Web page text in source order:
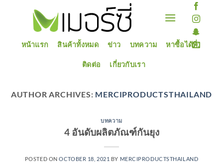
หน้าแรก สินค้าทั้งหมด ข่าว บทความ หาซื้อได้ที่
ติดต่อ เกี่ยวกับเรา
AUTHOR ARCHIVES: MERCIPRODUCTSTHAILAND
บทความ
4 อันดับผลิตภัณฑ์กันยุง
POSTED ONOCTOBER 18, 2021 BY MERCIPRODUCTSTHAILAND